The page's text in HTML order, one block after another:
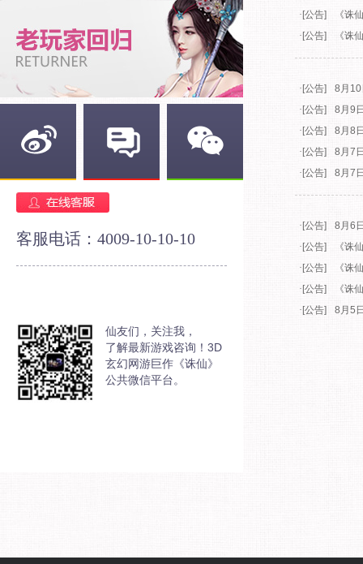
客服电话：4009-10-10-10
仙友们，关注我，
了解最新游戏咨询！3D
玄幻网游巨作《诛仙》
公共微信平台。
· [公告]
《诛
· [公告] 《诛
· [公告]
8月10
· [公告]
8月9
· [公告]
8月8
· [公告]
8月7
· [公告] 8月7
· [公告]
8月6
· [公告]
《诛
· [公告]
《诛
· [公告]
《诛
· [公告] 8月5